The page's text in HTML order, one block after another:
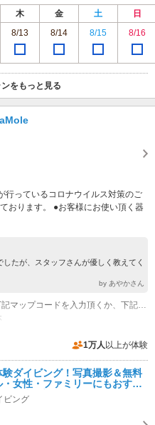
木 金 土
日
8/13 8/14 8/15 8/16
をもっと見る
行っているコロナウイルス対策のご
おります。 ●お客様にお使い頂く器
たが、スタッフさんが優しく教えてく
by あやかさん
(1)●青の洞窟Core(コア) カーナビに下記マップコードを入力頂くか、下記GoogleマップURLをクリック頂ければと思います。 マップコード：206 062 178*32 Googleマップ：https://maps.app.goo.gl/3dVjoqQyT9F3GVu8A ※オレンジ色のテントが立ってるのでそちらでお待ち下さい。 ※集合場所から真栄田岬は、お車で約1分でご到着頂けます。
円
1万人 以上が体験
験ダイビング！写真撮影＆無料
女性・ファミリーにもおすす
約大歓迎！
ビング